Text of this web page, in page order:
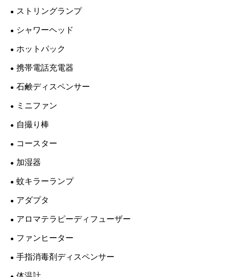
ストリングランプ
シャワーヘッド
ホットパック
携帯電話充電器
石鹸ディスペンサー
ミニファン
自撮り棒
コースター
加湿器
蚊キラーランプ
アダプタ
アロマテラピーディフューザー
ファンヒーター
手指消毒剤ディスペンサー